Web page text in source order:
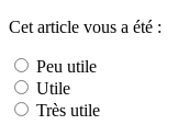
Cet article vous a été :
Peu utile
Utile
Très utile